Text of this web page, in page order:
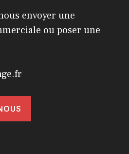
envoyer une
ou poser une